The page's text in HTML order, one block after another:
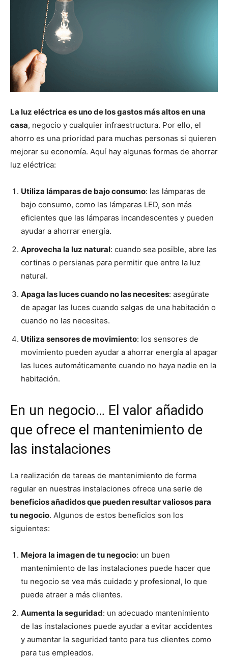
La luz eléctrica es uno de los gastos más altos en una
casa, negocio y cualquier infraestructura. Por ello, el
ahorro es una prioridad para muchas personas si quieren
mejorar su economía. Aquí hay algunas formas de ahorrar
luz eléctrica:
Utiliza lámparas de bajo consumo: las lámparas de
bajo consumo, como las lámparas LED, son más
eficientes que las lámparas incandescentes y pueden
ayudar a ahorrar energía.
Aprovecha la luz natural: cuando sea posible, abre las
cortinas o persianas para permitir que entre la luz
natural.
Apaga las luces cuando no las necesites: asegúrate
de apagar las luces cuando salgas de una habitación o
cuando no las necesites.
Utiliza sensores de movimiento: los sensores de
movimiento pueden ayudar a ahorrar energía al apagar
las luces automáticamente cuando no haya nadie en la
habitación.
En un negocio… El valor añadido
que ofrece el mantenimiento de
las instalaciones
La realización de tareas de mantenimiento de forma
regular en nuestras instalaciones ofrece una serie de
beneficios añadidos que pueden resultar valiosos para
tu negocio. Algunos de estos beneficios son los
siguientes:
Mejora la imagen de tu negocio: un buen
mantenimiento de las instalaciones puede hacer que
tu negocio se vea más cuidado y profesional, lo que
puede atraer a más clientes.
Aumenta la seguridad: un adecuado mantenimiento
de las instalaciones puede ayudar a evitar accidentes
y aumentar la seguridad tanto para tus clientes como
para tus empleados.